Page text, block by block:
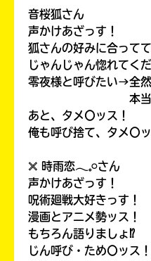
音桜狐さん
声かけあざっす！
狐さんの好みに合って
じゃんじゃん惚れてく
零夜様と呼びたい→全然
本当に平気
あと、タメ〇ッス！
俺も呼び捨て、タメ〇
𓏴 時雨恋𓂃𓈒𓏸さん
声かけあざっす！
呪術廻戦大好きっす！
漫画とアニメ勢ッス！
もちろん語りましょ⁉
じん呼び・ため〇ッス！